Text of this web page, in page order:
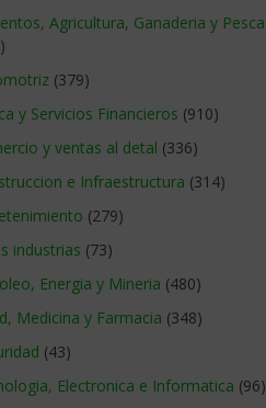
Agricultura, Ganaderia y Pesca
(379)
y Servicios Financieros (910)
y ventas al detal (336)
e Infraestructura (314)
(279)
industrias (73)
Energia y Mineria (480)
Medicina y Farmacia (348)
(43)
Electronica e Informatica (96)